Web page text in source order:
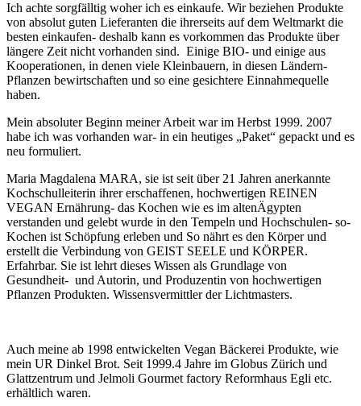
Ich achte sorgfälltig woher ich es einkaufe. Wir beziehen Produkte
von absolut guten Lieferanten die ihrerseits auf dem Weltmarkt die
besten einkaufen- deshalb kann es vorkommen das Produkte über
längere Zeit nicht vorhanden sind. Einige BIO- und einige aus
Kooperationen, in denen viele Kleinbauern, in diesen Ländern-
Pflanzen bewirtschaften und so eine gesichtere Einnahmequelle
haben.
Mein absoluter Beginn meiner Arbeit war im Herbst 1999. 2007
habe ich was vorhanden war- in ein heutiges „Paket“ gepackt und es
neu formuliert.
Maria Magdalena MARA, sie ist seit über 21 Jahren anerkannte
Kochschulleiterin ihrer erschaffenen, hochwertigen REINEN
VEGAN Ernährung- das Kochen wie es im altenÄgypten
verstanden und gelebt wurde in den Tempeln und Hochschulen- so-
Kochen ist Schöpfung erleben und So nährt es den Körper und
erstellt die Verbindung von GEIST SEELE und KÖRPER.
Erfahrbar. Sie ist lehrt dieses Wissen als Grundlage von
Gesundheit- und Autorin, und Produzentin von hochwertigen
Pflanzen Produkten. Wissensvermittler der Lichtmasters.
Auch meine ab 1998 entwickelten Vegan Bäckerei Produkte, wie
mein UR Dinkel Brot. Seit 1999.4 Jahre im Globus Zürich und
Glattzentrum und Jelmoli Gourmet factory Reformhaus Egli etc.
erhältlich waren.